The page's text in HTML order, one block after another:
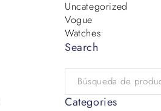
Uncategorized
Vogue
Watches
Search
Categories